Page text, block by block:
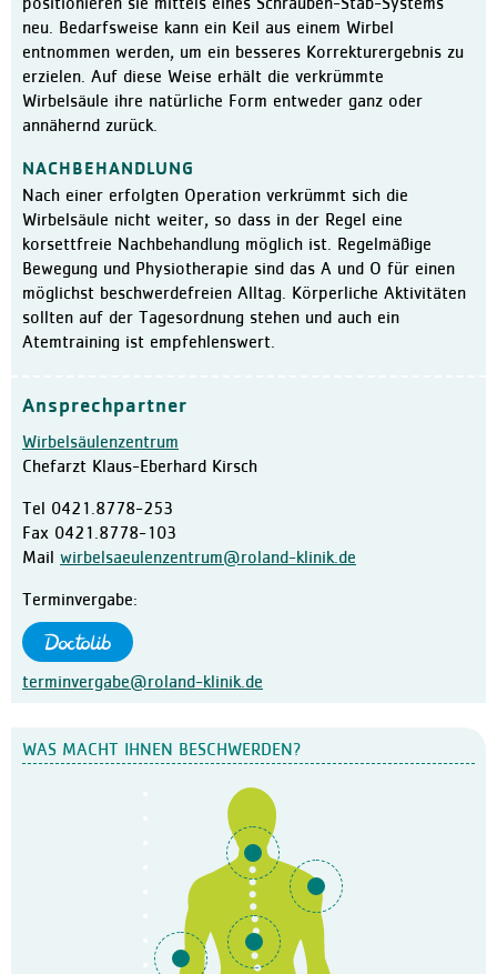
positionieren sie mittels eines Schrauben-Stab-Systems
neu. Bedarfsweise kann ein Keil aus einem Wirbel
entnommen werden, um ein besseres Korrekturergebnis zu
erzielen. Auf diese Weise erhält die verkrümmte
Wirbelsäule ihre natürliche Form entweder ganz oder
annähernd zurück.
NACHBEHANDLUNG
Nach einer erfolgten Operation verkrümmt sich die
Wirbelsäule nicht weiter, so dass in der Regel eine
korsettfreie Nachbehandlung möglich ist. Regelmäßige
Bewegung und Physiotherapie sind das A und O für einen
möglichst beschwerdefreien Alltag. Körperliche Aktivitäten
sollten auf der Tagesordnung stehen und auch ein
Atemtraining ist empfehlenswert.
Ansprechpartner
Wirbelsäulenzentrum
Chefarzt Klaus-Eberhard Kirsch
Tel
0421.8778-253
Fax 0421.8778-103
Mail
wirbelsaeulenzentrum@roland-klinik.de
Terminvergabe:
terminvergabe@roland-klinik.de
WAS MACHT IHNEN BESCHWERDEN?